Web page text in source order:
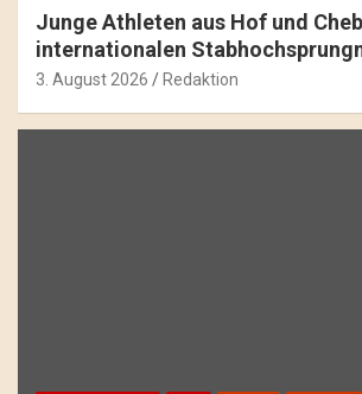
Junge Athleten aus Hof und
internationalen
3. August 2026 Redaktion